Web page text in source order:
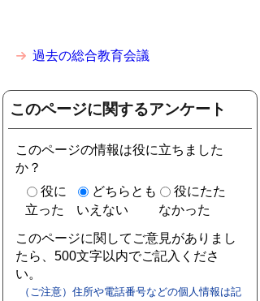
過去の総合教育会議
このページに関するアンケート
このページの情報は役に立ちました
か？
役に
立った
どちらとも
いえない
役にたた
なかった
このページに関してご意見がありまし
たら、500文字以内でご記入くださ
い。
（ご注意）住所や電話番号などの個人情報は記